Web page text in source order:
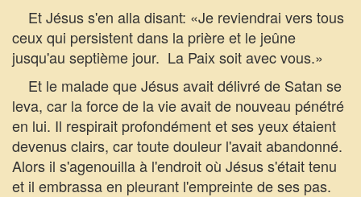
Et Jésus s'en alla disant: «Je reviendrai vers tous
ceux qui persistent dans la prière et le jeûne
jusqu'au septième jour.  La Paix soit avec vous.»
Et le malade que Jésus avait délivré de Satan se
leva, car la force de la vie avait de nouveau pénétré
en lui. Il respirait profondément et ses yeux étaient
devenus clairs, car toute douleur l'avait abandonné.
Alors il s'agenouilla à l'endroit où Jésus s'était tenu
et il embrassa en pleurant l'empreinte de ses pas.